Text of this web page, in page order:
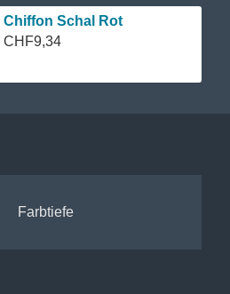
Chiffon Schal Rot
CHF9,34
Farbtiefe